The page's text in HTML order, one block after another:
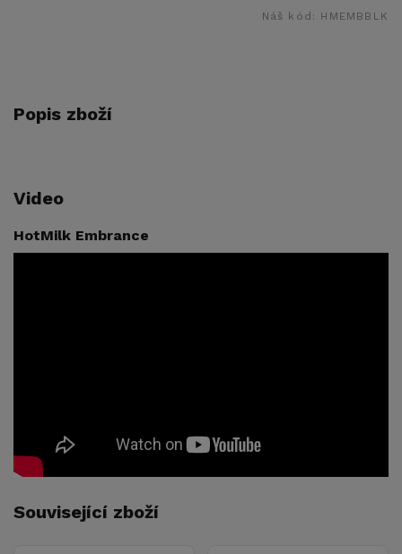
Náš kód: HMEMBBLK
Popis zboží
Video
HotMilk Embrance
Související zboží